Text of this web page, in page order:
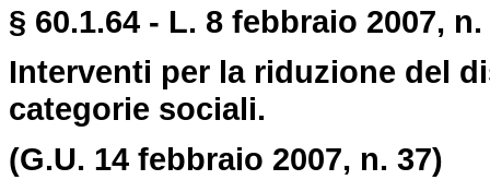
§ 60.1.64 - L. 8 febbraio 2007, n.
Interventi per la riduzione del
categorie sociali.
(G.U. 14 febbraio 2007, n. 37)